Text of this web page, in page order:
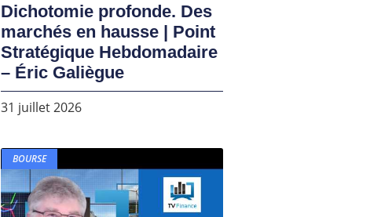
Dichotomie profonde. Des
marchés en hausse | Point
Stratégique Hebdomadaire
– Éric Galiègue
31 juillet 2026
BOURSE